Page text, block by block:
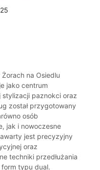
na Osiedlu
jako centrum
stylizacji paznokci oraz
został przygotowany
osób
jak i nowoczesne
jest precyzyjny
oraz
techniki przedłużania
typu dual.